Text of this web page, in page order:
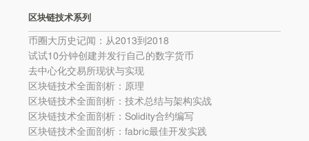
区块链技术系列
币圈大历史记闻：从2013到2018
试试10分钟创建并发行自己的数字货币
去中心化交易所现状与实现
区块链技术全面剖析：原理
区块链技术全面剖析：技术总结与架构实战
区块链技术全面剖析：Solidity合约编写
区块链技术全面剖析：fabric最佳开发实践